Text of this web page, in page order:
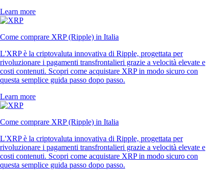
Learn more
Come comprare XRP (Ripple) in Italia
L'XRP è la criptovaluta innovativa di Ripple, progettata per
rivoluzionare i pagamenti transfrontalieri grazie a velocità elevate e
costi contenuti. Scopri come acquistare XRP in modo sicuro con
questa semplice guida passo dopo passo.
Learn more
Come comprare XRP (Ripple) in Italia
L'XRP è la criptovaluta innovativa di Ripple, progettata per
rivoluzionare i pagamenti transfrontalieri grazie a velocità elevate e
costi contenuti. Scopri come acquistare XRP in modo sicuro con
questa semplice guida passo dopo passo.